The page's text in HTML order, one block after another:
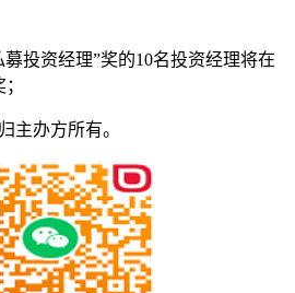
投资经理”奖的10名投资经理将在
主办方所有。